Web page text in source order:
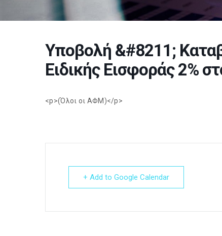
Υποβολή &#8211;
Ειδικής Εισφοράς 2%
<p>(Όλοι οι ΑΦΜ)</p>
+ Add to Google Calendar